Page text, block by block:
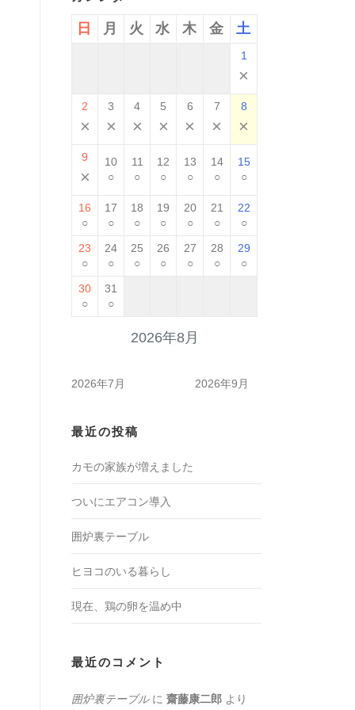
2026年8月
日 月 火 水 木 金 土
1
×
2
×
3
×
4
×
5
×
6
×
7
×
8
×
9
×
10
○
11
○
12
○
13
○
14
○
15
○
16
○
17
○
18
○
19
○
20
○
21
○
22
○
23
○
24
○
25
○
26
○
27
○
28
○
29
○
30
○
31
○
2026年7月 2026年9月
最近の投稿
カモの家族が増えました
ついにエアコン導入
囲炉裏テーブル
ヒヨコのいる暮らし
現在、鶏の卵を温め中
最近のコメント
囲炉裏テーブルに 齋藤康二郎 より